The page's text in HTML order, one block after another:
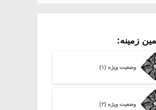
زمینه:
وضعیت ویژه (۱)
وضعیت ویژه (۲)